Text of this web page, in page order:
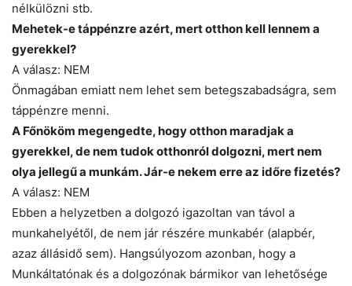
nélkülözni stb.
Mehetek-e táppénzre azért, mert otthon kell lennem a
gyerekkel?
A válasz: NEM
Önmagában emiatt nem lehet sem betegszabadságra, sem
táppénzre menni.
A Főnököm megengedte, hogy otthon maradjak a
gyerekkel, de nem tudok otthonról dolgozni, mert nem
olya jellegű a munkám. Jár-e nekem erre az időre fizetés?
A válasz: NEM
Ebben a helyzetben a dolgozó igazoltan van távol a
munkahelyétől, de nem jár részére munkabér (alapbér,
azaz állásidő sem). Hangsúlyozom azonban, hogy a
Munkáltatónak és a dolgozónak bármikor van lehetősége